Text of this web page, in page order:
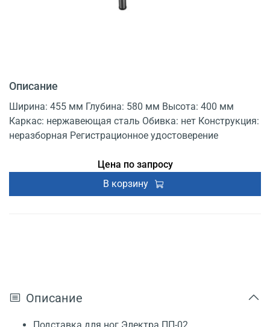
Описание
Ширина: 455 мм Глубина: 580 мм Высота: 400 мм
Каркас: нержавеющая сталь Обивка: нет Конструкция:
неразборная Регистрационное удостоверение
Цена по запросу
В корзину
Описание